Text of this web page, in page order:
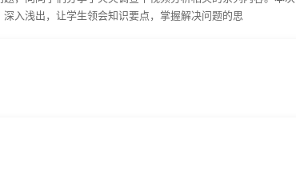
入浅出，让学生领会知识要点，掌握解决问题的思